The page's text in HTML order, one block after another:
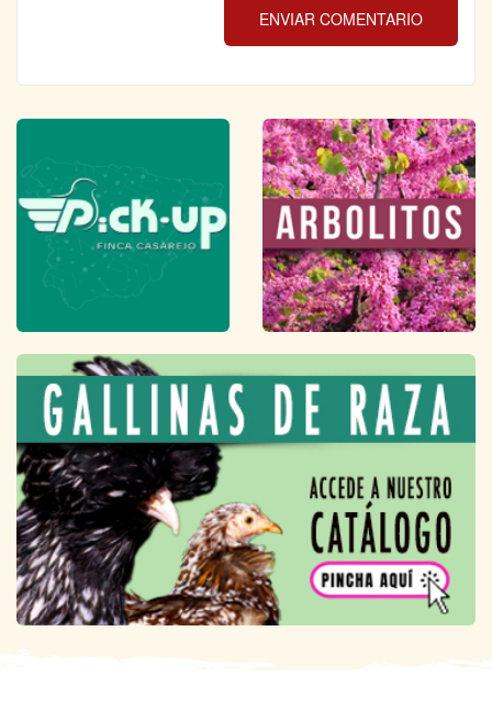
ENVIAR COMENTARIO